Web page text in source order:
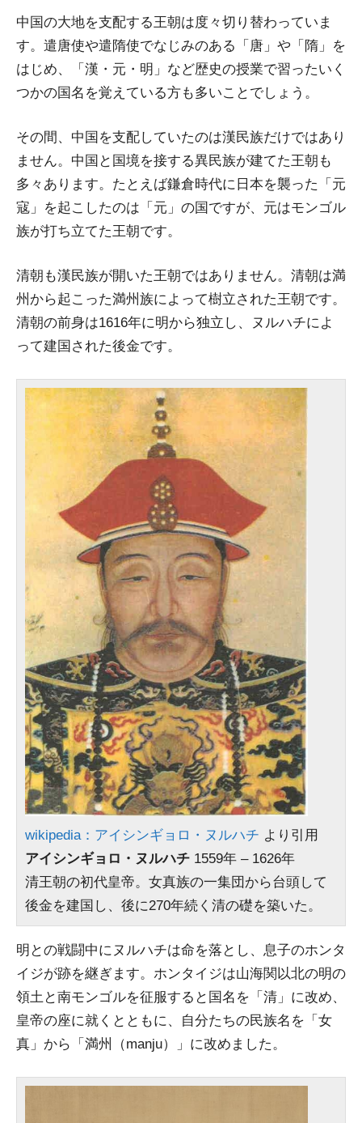
中国の大地を支配する王朝は度々切り替わっていま
す。遣唐使や遣隋使でなじみのある「唐」や「隋」を
はじめ、「漢・元・明」など歴史の授業で習ったいく
つかの国名を覚えている方も多いことでしょう。
その間、中国を支配していたのは漢民族だけではあり
ません。中国と国境を接する異民族が建てた王朝も
多々あります。たとえば鎌倉時代に日本を襲った「元
寇」を起こしたのは「元」の国ですが、元はモンゴル
族が打ち立てた王朝です。
清朝も漢民族が開いた王朝ではありません。清朝は満
州から起こった満州族によって樹立された王朝です。
清朝の前身は1616年に明から独立し、ヌルハチによ
って建国された後金です。
wikipedia：アイシンギョロ・ヌルハチ より引用
アイシンギョロ・ヌルハチ 1559年 – 1626年
清王朝の初代皇帝。女真族の一集団から台頭して
後金を建国し、後に270年続く清の礎を築いた。
明との戦闘中にヌルハチは命を落とし、息子のホンタ
イジが跡を継ぎます。ホンタイジは山海関以北の明の
領土と南モンゴルを征服すると国名を「清」に改め、
皇帝の座に就くとともに、自分たちの民族名を「女
真」から「満州（manju）」に改めました。